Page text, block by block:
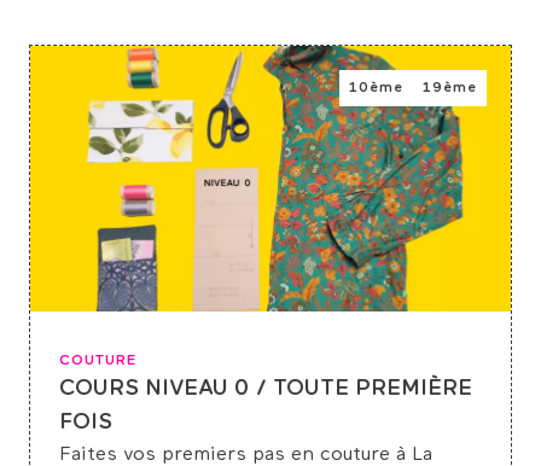
10ème 19ème
COUTURE
COURS NIVEAU 0 / TOUTE PREMIÈRE
FOIS
Faites vos premiers pas en couture à La